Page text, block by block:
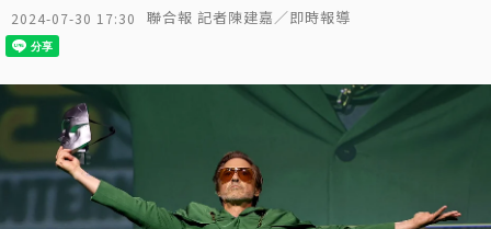
2024-07-30 17:30 聯合報 記者陳建嘉／即時報導